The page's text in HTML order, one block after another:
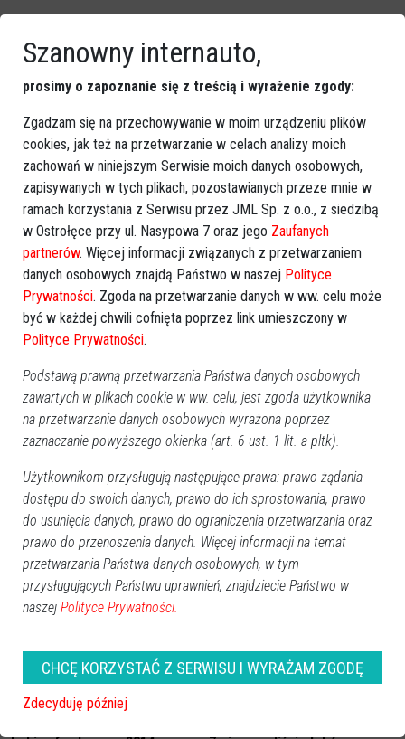
Zobacz również
Leki refundowane 2014: Nowa
lista obowiązująca od 1
Polscy cukrzycy nadal bez
Leki refundowane 2014:
Pełna lista obowiązująca od 1
września
Chorzy na cukrzycę nadal nie
mają dostępu do
refundowanych leków
najnowszej generacji
Szanowny internauto,
prosimy o zapoznanie się z treścią i wyrażenie zgody:
Zgadzam się na przechowywanie w moim urządzeniu plików
cookies, jak też na przetwarzanie w celach analizy moich
zachowań w niniejszym Serwisie moich danych osobowych,
zapisywanych w tych plikach, pozostawianych przeze mnie w
ramach korzystania z Serwisu przez JML Sp. z o.o., z siedzibą
w Ostrołęce przy ul. Nasypowa 7 oraz jego Zaufanych
partnerów. Więcej informacji związanych z przetwarzaniem
danych osobowych znajdą Państwo w naszej Polityce
Prywatności. Zgoda na przetwarzanie danych w ww. celu może
być w każdej chwili cofnięta poprzez link umieszczony w
Polityce Prywatności.
Podstawą prawną przetwarzania Państwa danych osobowych
zawartych w plikach cookie w ww. celu, jest zgoda użytkownika
na przetwarzanie danych osobowych wyrażona poprzez
zaznaczanie powyższego okienka (art. 6 ust. 1 lit. a pltk).
Użytkownikom przysługują następujące prawa: prawo żądania
dostępu do swoich danych, prawo do ich sprostowania, prawo
do usunięcia danych, prawo do ograniczenia przetwarzania oraz
prawo do przenoszenia danych. Więcej informacji na temat
przetwarzania Państwa danych osobowych, w tym
przysługujących Państwu uprawnień, znajdziecie Państwo w
naszej Polityce Prywatności.
CHCĘ KORZYSTAĆ Z SERWISU I WYRAŻAM ZGODĘ
Zdecyduję później